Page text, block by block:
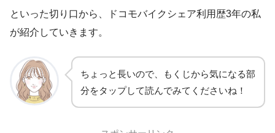
といった切り口から、ドコモバイクシェア利用歴3年の私
が紹介していきます。
ちょっと長いので、もくじから気になる部
分をタップして読んでみてくださいね！